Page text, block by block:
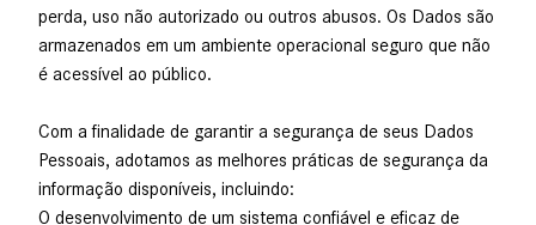
perda, uso não autorizado ou outros abusos. Os Dados são
armazenados em um ambiente operacional seguro que não
é acessível ao público.
Com a finalidade de garantir a segurança de seus Dados
Pessoais, adotamos as melhores práticas de segurança da
informação disponíveis, incluindo:
O desenvolvimento de um sistema confiável e eficaz de